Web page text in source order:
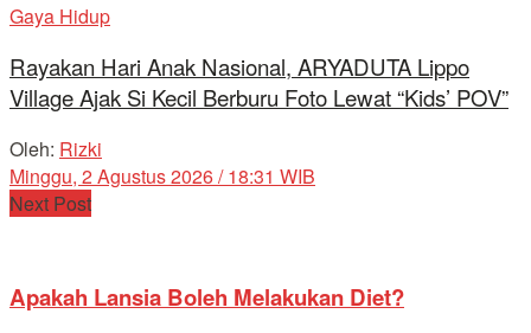
Gaya Hidup
Rayakan Hari Anak Nasional, ARYADUTA Lippo
Village Ajak Si Kecil Berburu Foto Lewat “Kids’ POV”
Oleh: Rizki
Minggu, 2 Agustus 2026 / 18:31 WIB
Next Post
Apakah Lansia Boleh Melakukan Diet?